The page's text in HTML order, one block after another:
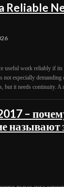
Reliable
useful work reliably if its
especially demanding
but it needs continuity. A
–
называют